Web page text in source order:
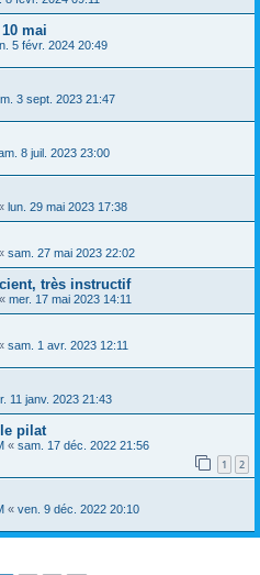
mai
5 févr. 2024 20:49
3 sept. 2023 21:47
8 juil. 2023 23:00
lun. 29 mai 2023 17:38
sam. 27 mai 2023 22:02
très instructif
« mer. 17 mai 2023 14:11
sam. 1 avr. 2023 12:11
11 janv. 2023 21:43
pilat
« sam. 17 déc. 2022 21:56
1 2
« ven. 9 déc. 2022 20:10